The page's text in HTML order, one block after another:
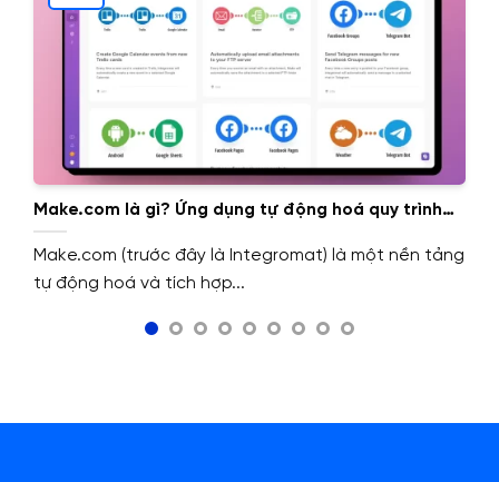
Make.com là gì? Ứng dụng tự động hoá quy trình
với AI
Make.com (trước đây là Integromat) là một nền tảng
tự động hoá và tích hợp...